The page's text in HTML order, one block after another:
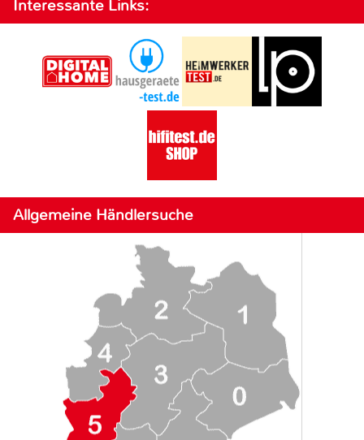
Interessante Links:
Allgemeine Händlersuche